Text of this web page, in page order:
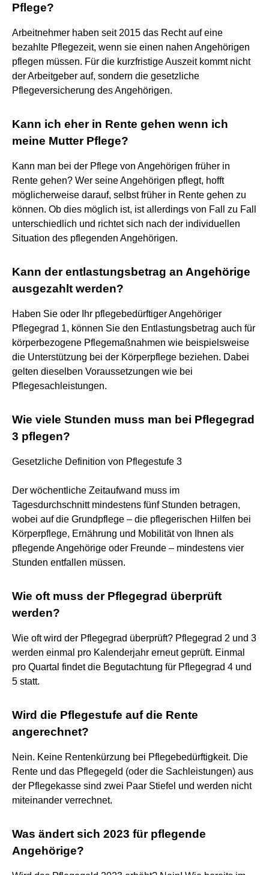
Pflege?
Arbeitnehmer haben seit 2015 das Recht auf eine
bezahlte Pflegezeit, wenn sie einen nahen Angehörigen
pflegen müssen. Für die kurzfristige Auszeit kommt nicht
der Arbeitgeber auf, sondern die gesetzliche
Pflegeversicherung des Angehörigen.
Kann ich eher in Rente gehen wenn ich
meine Mutter Pflege?
Kann man bei der Pflege von Angehörigen früher in
Rente gehen? Wer seine Angehörigen pflegt, hofft
möglicherweise darauf, selbst früher in Rente gehen zu
können. Ob dies möglich ist, ist allerdings von Fall zu Fall
unterschiedlich und richtet sich nach der individuellen
Situation des pflegenden Angehörigen.
Kann der entlastungsbetrag an Angehörige
ausgezahlt werden?
Haben Sie oder Ihr pflegebedürftiger Angehöriger
Pflegegrad 1, können Sie den Entlastungsbetrag auch für
körperbezogene Pflegemaßnahmen wie beispielsweise
die Unterstützung bei der Körperpflege beziehen. Dabei
gelten dieselben Voraussetzungen wie bei
Pflegesachleistungen.
Wie viele Stunden muss man bei Pflegegrad
3 pflegen?
Gesetzliche Definition von Pflegestufe 3
Der wöchentliche Zeitaufwand muss im
Tagesdurchschnitt mindestens fünf Stunden betragen,
wobei auf die Grundpflege – die pflegerischen Hilfen bei
Körperpflege, Ernährung und Mobilität von Ihnen als
pflegende Angehörige oder Freunde – mindestens vier
Stunden entfallen müssen.
Wie oft muss der Pflegegrad überprüft
werden?
Wie oft wird der Pflegegrad überprüft? Pflegegrad 2 und 3
werden einmal pro Kalenderjahr erneut geprüft. Einmal
pro Quartal findet die Begutachtung für Pflegegrad 4 und
5 statt.
Wird die Pflegestufe auf die Rente
angerechnet?
Nein. Keine Rentenkürzung bei Pflegebedürftigkeit. Die
Rente und das Pflegegeld (oder die Sachleistungen) aus
der Pflegekasse sind zwei Paar Stiefel und werden nicht
miteinander verrechnet.
Was ändert sich 2023 für pflegende
Angehörige?